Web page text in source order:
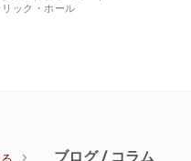
ック・ホール
ブログ / コラム